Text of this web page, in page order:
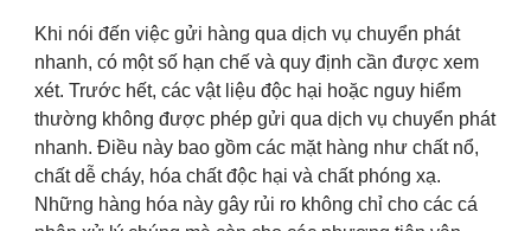
Khi nói đến việc gửi hàng qua dịch vụ chuyển phát
nhanh, có một số hạn chế và quy định cần được xem
xét. Trước hết, các vật liệu độc hại hoặc nguy hiểm
thường không được phép gửi qua dịch vụ chuyển phát
nhanh. Điều này bao gồm các mặt hàng như chất nổ,
chất dễ cháy, hóa chất độc hại và chất phóng xạ.
Những hàng hóa này gây rủi ro không chỉ cho các cá